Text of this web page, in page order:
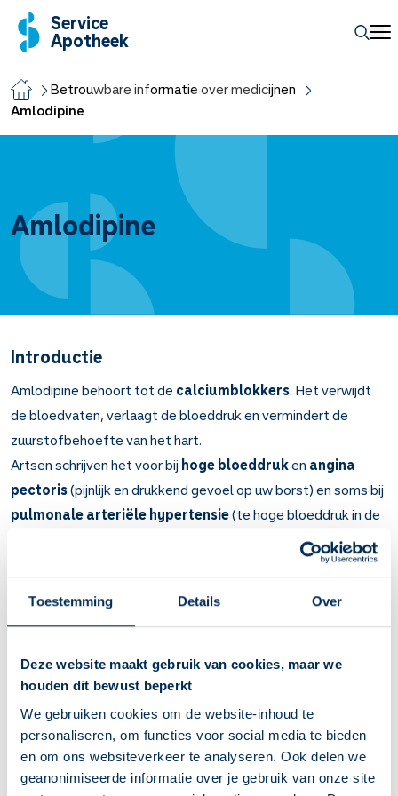
Toestemming Details Over
Deze website maakt gebruik van cookies, maar we
houden dit bewust beperkt
We gebruiken cookies om de website-inhoud te
personaliseren, om functies voor social media te bieden
en om ons websiteverkeer te analyseren. Ook delen we
geanonimiseerde informatie over je gebruik van onze site
Service
Apotheek
Betrouwbare informatie over medicijnen
Amlodipine
Amlodipine
Introductie
Amlodipine behoort tot de calciumblokkers. Het verwijdt
de bloedvaten, verlaagt de bloeddruk en vermindert de
zuurstofbehoefte van het hart.
Artsen schrijven het voor bij hoge bloeddruken angina
pectoris(pijnlijk en drukkend gevoel op uw borst) en soms bij
pulmonale arteriële hypertensie(te hoge bloeddruk in de
Belangrijk om te weten over Amlodipine
Amlodipine maakt uw bloedvaten wijder en verlaagt uw
bloeddruk. Ook zal er meer zuurstof naar uw hart gaan.
gevoel op uw borst).
Amlodipine verlaagt uw bloeddruk binnen 6 weken. Ook
uw andere klachten worden minder.
Door het medicijn elke dag te gebruiken heeft u minder
kans op hart- en vaatziekten.
U kunt last krijgen van dikke enkels en onderbenen,